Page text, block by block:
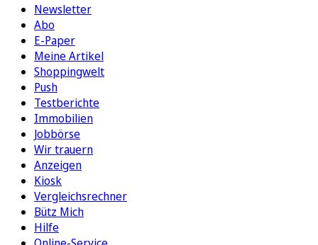
Newsletter
Abo
E-Paper
Meine Artikel
Shoppingwelt
Push
Testberichte
Immobilien
Jobbörse
Wir trauern
Anzeigen
Kiosk
Vergleichsrechner
Bütz Mich
Hilfe